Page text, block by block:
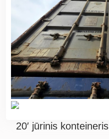
20′ jūrinis konteineris